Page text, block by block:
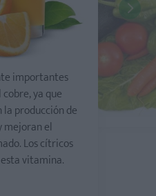
importantes
ya que
producción de
mejoran el
Los cítricos
vitamina.